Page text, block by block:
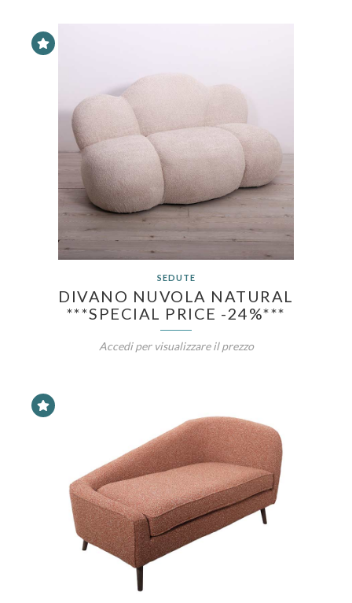
SEDUTE
DIVANO NUVOLA NATURAL
***SPECIAL PRICE -24%***
Accedi per visualizzare il prezzo